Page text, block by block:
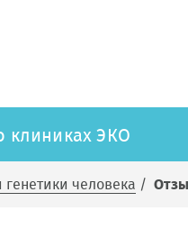
клиниках ЭКО
человека /